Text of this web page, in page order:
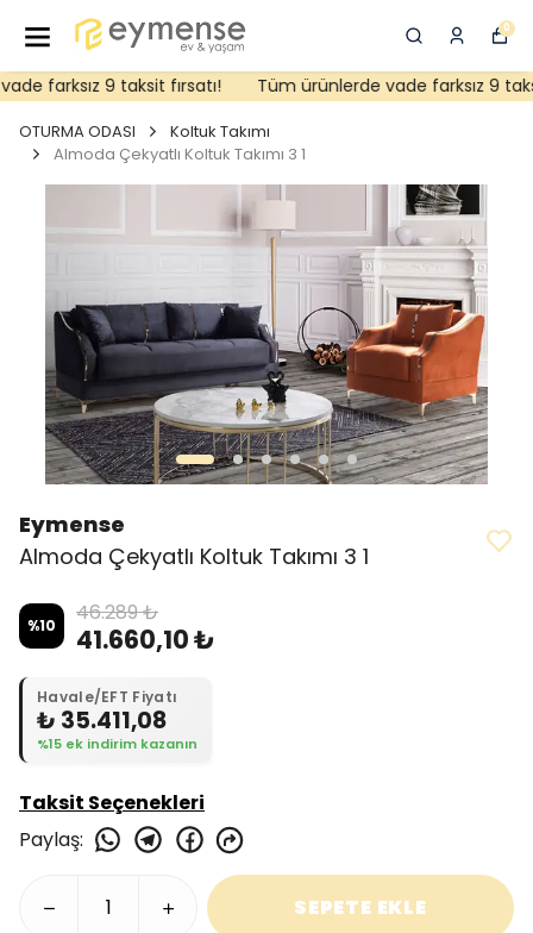
0
farksız 9 taksit fırsatı! Tüm ürünlerde vade farksız 9
OTURMA ODASI
Koltuk Takımı
Almoda Çekyatlı Koltuk Takımı 3 1
Eymense
Almoda Çekyatlı Koltuk Takımı 3 1
%10 46.289 ₺
41.660,10 ₺
Havale/EFT Fiyatı
₺ 35.411,08
%15 ek indirim kazanın
Taksit Seçenekleri
Paylaş:
SEPETE EKLE